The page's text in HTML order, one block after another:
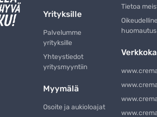
Yrityksille
Palvelumme
yrityksille
Yhteystiedot
yritysmyyntiin
Myymälä
Osoite ja aukioloajat
Tietoa
huomautus